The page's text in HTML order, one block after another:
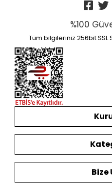
%100
Tüm bilgileriniz 256bit SSL
Bize